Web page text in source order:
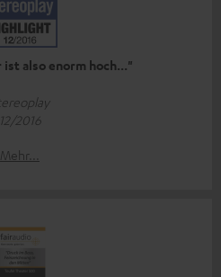
also enorm hoch..."
12/2016
Mehr...